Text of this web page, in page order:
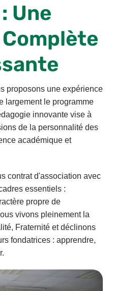
Une
proposons une expérience
largement le programme
innovante vise à
de la personnalité des
académique et
contrat d'association avec
essentiels :
propre de
vivons pleinement la
Fraternité et déclinons
fondatrices : apprendre,